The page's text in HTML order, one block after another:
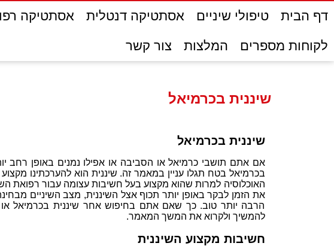
דף הבית טיפולי שיניים אסתטיקה דנטלית אסתטיקה
לקוחות מספרים
המלצות צור קשר
שיננית בכרמיאל
שיננית בכרמיאל
אם אתם תושבי כרמיאל או הסביבה או אפילו נמנים באופן רחב
בכרמיאל בטח תגלו עניין במאמר זה. שיננית הוא להערכתינו
האוכלוסיה למרות שהוא מקצוע בעל חשיבות עצומה עבור רפואת
את הזמן לבקר באופן יותר תכוף אצל השיננית, מצב השיניים
הרבה יותר טוב. כך שאם אתם בחיפוש אחר שיננית בכרמיאל או
להמשיך ולקרוא את המשך המאמר.
חשיבות מקצוע השיננית